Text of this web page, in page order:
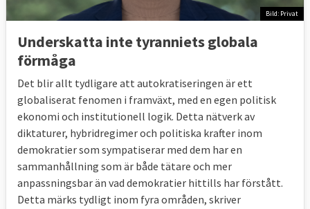
Bild: Privat
Underskatta inte tyranniets globala
förmåga
Det blir allt tydligare att autokratiseringen är ett
globaliserat fenomen i framväxt, med en egen politisk
ekonomi och institutionell logik. Detta nätverk av
diktaturer, hybridregimer och politiska krafter inom
demokratier som sympatiserar med dem har en
sammanhållning som är både tätare och mer
anpassningsbar än vad demokratier hittills har förstått.
Detta märks tydligt inom fyra områden, skriver